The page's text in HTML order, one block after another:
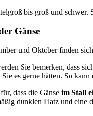
bis groß und schwer.
Gänse
und Oktober finden
Sie bemerken, dass
es gerne hätten. So
dass die Gänse im Stall
dunklen Platz und eine